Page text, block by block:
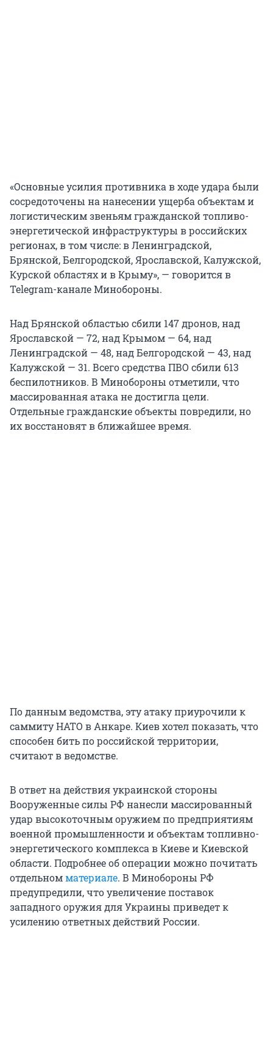
«Основные усилия противника в ходе удара были
сосредоточены на нанесении ущерба объектам и
логистическим звеньям гражданской топливо-
энергетической инфраструктуры в российских
регионах, в том числе: в Ленинградской,
Брянской, Белгородской, Ярославской, Калужской,
Курской областях и в Крыму», — говорится в
Telegram-канале Минобороны.
Над Брянской областью сбили 147 дронов, над
Ярославской — 72, над Крымом — 64, над
Ленинградской — 48, над Белгородской — 43, над
Калужской — 31. Всего средства ПВО сбили 613
беспилотников. В Минобороны отметили, что
массированная атака не достигла цели.
Отдельные гражданские объекты повредили, но
их восстановят в ближайшее время.
По данным ведомства, эту атаку приурочили к
саммиту НАТО в Анкаре. Киев хотел показать, что
способен бить по российской территории,
считают в ведомстве.
В ответ на действия украинской стороны
Вооруженные силы РФ нанесли массированный
удар высокоточным оружием по предприятиям
военной промышленности и объектам топливно-
энергетического комплекса в Киеве и Киевской
области. Подробнее об операции можно почитать
отдельномматериале. В Минобороны РФ
предупредили, что увеличение поставок
западного оружия для Украины приведет к
усилению ответных действий России.